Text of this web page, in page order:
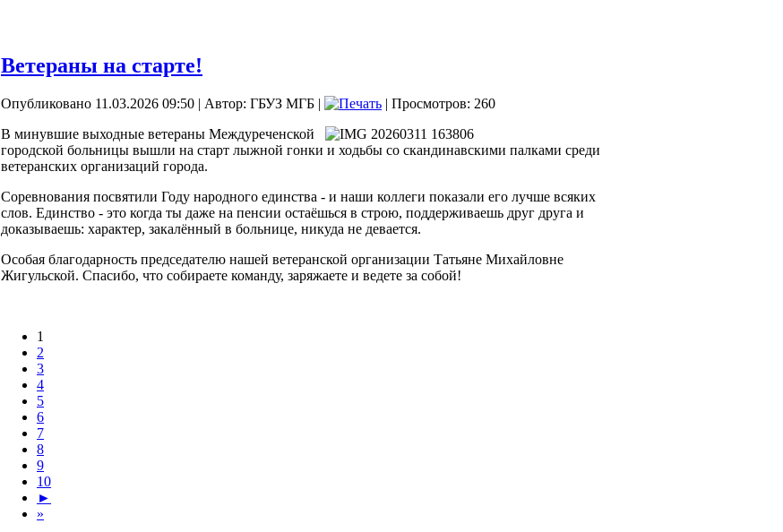
Ветераны на старте!
Опубликовано 11.03.2026 09:50 | Автор: ГБУЗ МГБ |
| Просмотров: 260
В минувшие выходные ветераны Междуреченской
городской больницы вышли на старт лыжной гонки и ходьбы со скандинавскими палками среди
ветеранских организаций города.
Соревнования посвятили Году народного единства - и наши коллеги показали его лучше всяких
слов. Единство - это когда ты даже на пенсии остаёшься в строю, поддерживаешь друг друга и
доказываешь: характер, закалённый в больнице, никуда не девается.
Особая благодарность председателю нашей ветеранской организации Татьяне Михайловне
Жигульской. Спасибо, что собираете команду, заряжаете и ведете за собой!
1
2
3
4
5
6
7
8
9
10
►
»